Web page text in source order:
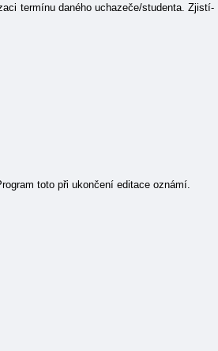
termínu daného uchazeče/studenta. Zjistí-
toto při ukončení editace oznámí.